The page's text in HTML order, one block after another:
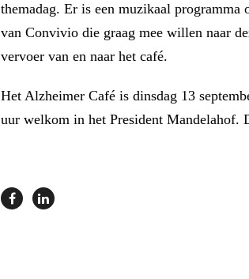
themadag. Er is een muzikaal programma
van Convivio die graag mee willen naar
vervoer van en naar het café.
Het Alzheimer Café is dinsdag 13
uur welkom in het President Mandelahof.